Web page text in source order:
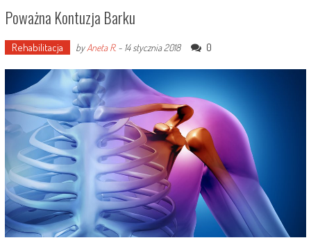
Poważna Kontuzja Barku
Rehabilitacja byAneta R.- 14 stycznia 2018 0